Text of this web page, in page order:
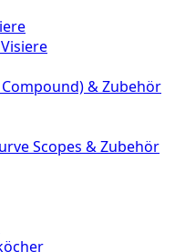
& Zubehör
Scopes & Zubehör